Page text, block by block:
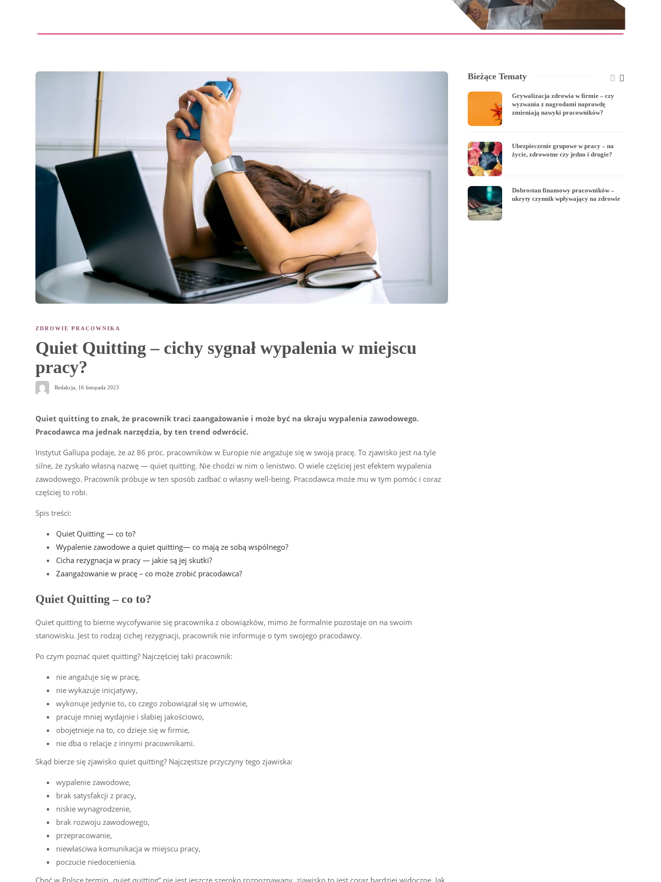
ZDROWIE PRACOWNIKA
Quiet Quitting – cichy sygnał wypalenia w miejscu
pracy?
Redakcja 16 listopada 2023
Quiet quitting to znak, że pracownik traci zaangażowanie i może być na skraju wypalenia zawodowego.
Pracodawca ma jednak narzędzia, by ten trend odwrócić.
Instytut Gallupa podaje, że aż 86 proc. pracowników w Europie nie angażuje się w swoją pracę. To zjawisko jest na tyle
silne, że zyskało własną nazwę — quiet quitting. Nie chodzi w nim o lenistwo. O wiele częściej jest efektem wypalenia
zawodowego. Pracownik próbuje w ten sposób zadbać o własny well-being. Pracodawca może mu w tym pomóc i coraz
częściej to robi.
Spis treści:
Quiet Quitting — co to?
Wypalenie zawodowe a quiet quitting— co mają ze sobą wspólnego?
Cicha rezygnacja w pracy ­— jakie są jej skutki?
Zaangażowanie w pracę – co może zrobić pracodawca?
Quiet Quitting – co to?
Quiet quitting to bierne wycofywanie się pracownika z obowiązków, mimo że formalnie pozostaje on na swoim
stanowisku. Jest to rodzaj cichej rezygnacji, pracownik nie informuje o tym swojego pracodawcy.
Po czym poznać quiet quitting? Najczęściej taki pracownik:
nie angażuje się w pracę,
nie wykazuje inicjatywy,
wykonuje jedynie to, co czego zobowiązał się w umowie,
pracuje mniej wydajnie i słabiej jakościowo,
obojętnieje na to, co dzieje się w firmie,
nie dba o relacje z innymi pracownikami.
Skąd bierze się zjawisko quiet quitting? Najczęstsze przyczyny tego zjawiska:
wypalenie zawodowe,
brak satysfakcji z pracy,
niskie wynagrodzenie,
brak rozwoju zawodowego,
przepracowanie,
niewłaściwa komunikacja w miejscu pracy,
poczucie niedocenienia.
Choć w Polsce termin „quiet quitting” nie jest jeszcze szeroko rozpoznawany, zjawisko to jest coraz bardziej widoczne. Jak
Bieżące Tematy
Grywalizacja zdrowia w firmie – czy
wyzwania z nagrodami naprawdę
zmieniają nawyki pracowników?
Ubezpieczenie grupowe w pracy – na
życie, zdrowotne czy jedno i drugie?
Dobrostan finansowy pracowników –
ukryty czynnik wpływający na zdrowie